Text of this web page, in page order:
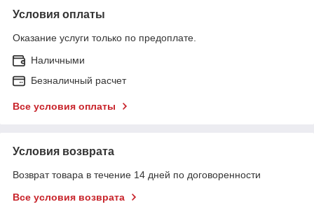
Условия оплаты
Оказание услуги только по предоплате.
Наличными
Безналичный расчет
Все условия оплаты
Условия возврата
Возврат товара в течение 14 дней по договоренности
Все условия возврата